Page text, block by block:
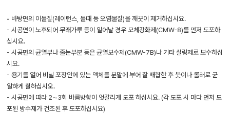
- 바탕면의 이물질(레이턴스, 물때 등 오염물질)을 깨끗이 제거하십시요.
- 시공면이 노후되어 무래가루 등이 일어날 경우 모체강화제(CMW-8)를 먼저 도포하
십시요.
- 시공면의 균열부나 줄눈부분 등은 균열보수제(CMW-7B)나 기타 실링제로 보수하십
시요.
-용기를 열어 비닐 포장안에 있는 액체를 분말에 부어 잘 배합한 후 붓이나 롤러로 균
일하게 칠하십시오.
- 시공면에 따라 2∼3회 바름방향이 엇갈리게 도포 하십시요. (각 도포 시 마다 먼저 도
포된 방수제가 건조된 후 도포하십시요)